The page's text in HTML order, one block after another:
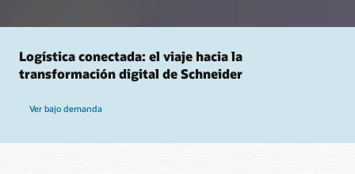
Logística conectada: el viaje hacia la
transformación digital de Schneider
Ver bajo demanda